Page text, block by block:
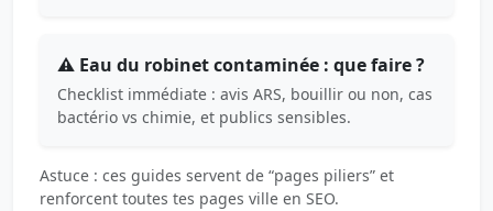
⚠️ Eau du robinet contaminée : que faire ?
Checklist immédiate : avis ARS, bouillir ou non, cas
bactério vs chimie, et publics sensibles.
Astuce : ces guides servent de “pages piliers” et
renforcent toutes tes pages ville en SEO.